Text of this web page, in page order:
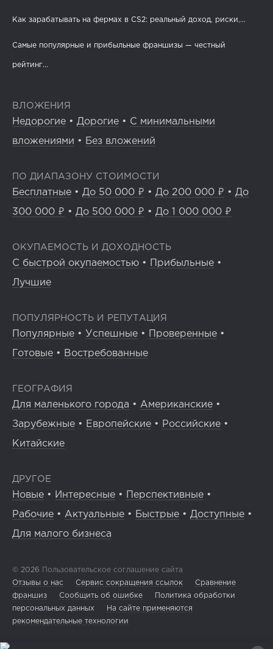
Как зарабатывать на фермах в CS2: реальный доход, риски,...
Самые популярные и прибыльные франшизы — честный
рейтинг...
ВЛОЖЕНИЯ
Недорогие • Дорогие • С минимальными
вложениями • Без вложений
ПО ДИАПАЗОНУ СТОИМОСТИ
Бесплатные • До 50 000 ₽ • До 200 000 ₽ • До
300 000 ₽ • До 500 000 ₽ • До 1 000 000 ₽
ОКУПАЕМОСТЬ И ДОХОДНОСТЬ
С быстрой окупаемостью • Прибыльные •
Лучшие
ПОПУЛЯРНОСТЬ И РЕПУТАЦИЯ
Популярные • Успешные • Проверенные •
Готовые • Востребованные
ГЕОГРАФИЯ
Для маленького города • Американские •
Зарубежные • Европейские • Российские •
Китайские
ДРУГОЕ
Новые • Интересные • Перспективные •
Рабочие • Актуальные • Быстрые • Доступные •
Для малого бизнеса
© 2026 Пользовательское соглашение сайта
Отзывы о нас
Сервис сокращения ссылок
Сравнение
франшиз
Сообщить об ошибке
Политика обработки
персональных данных
На сайте применяются
рекомендательные технологии